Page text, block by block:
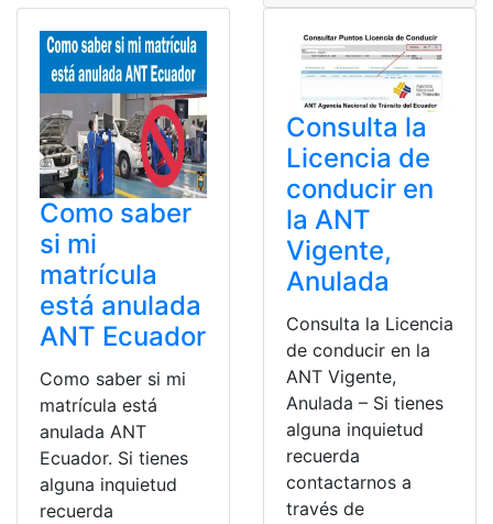
Como saber
si mi
matrícula
está anulada
ANT Ecuador
Como saber si mi
matrícula está
anulada ANT
Ecuador. Si tienes
alguna inquietud
recuerda
Consulta la
Licencia de
conducir en
la ANT
Vigente,
Anulada
Consulta la Licencia
de conducir en la
ANT Vigente,
Anulada – Si tienes
alguna inquietud
recuerda
contactarnos a
través de